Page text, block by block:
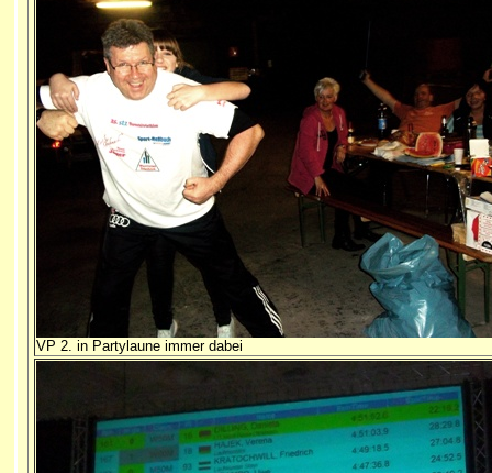
VP 2. in Partylaune immer dabei